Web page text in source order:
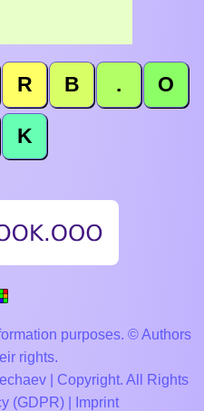
R B . O
K
purposes. © Authors
rights.
| Copyright. All Rights
(GDPR)| Imprint